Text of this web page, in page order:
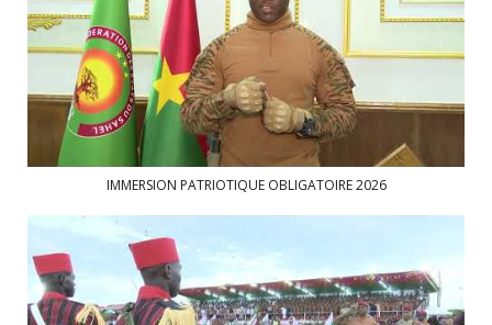
IMMERSION PATRIOTIQUE OBLIGATOIRE 2026